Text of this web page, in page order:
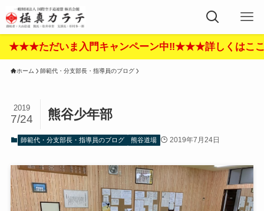
いま入門キャンペーン中‼︎★★★詳しくはここをク
ホーム 師範代・分支部長・指導員のブログ
熊谷少年部
2019
7/24
師範代・分支部長・指導員のブログ 熊谷道場 2019年7月24日